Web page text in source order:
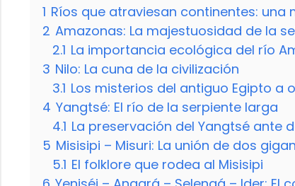
1 Ríos que atraviesan continentes: una
2 Amazonas: La majestuosidad de la
2.1 La importancia ecológica del río
3 Nilo: La cuna de la civilización
3.1 Los misterios del antiguo Egipto a
4 Yangtsé: El río de la serpiente larga
4.1 La preservación del Yangtsé ante
5 Misisipi – Misuri: La unión de dos
5.1 El folklore que rodea al Misisipi